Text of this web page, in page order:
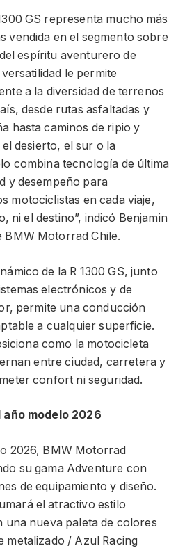
GS representa mucho más
vendida en el segmento sobre
espíritu aventurero de
le permite
a la diversidad de terrenos
desde rutas asfaltadas y
hasta caminos de ripio y
desierto, el sur o la
combina tecnología de última
y desempeño para
motociclistas en cada viaje,
ni el destino”, indicó Benjamin
BMW Motorrad Chile.
de la R 1300 GS, junto
electrónicos y de
permite una conducción
a cualquier superficie.
como la motocicleta
entre ciudad, carretera y
confort ni seguridad.
año modelo 2026
2026, BMW Motorrad
su gama Adventure con
de equipamiento y diseño.
el atractivo estilo
una nueva paleta de colores
metalizado / Azul Racing